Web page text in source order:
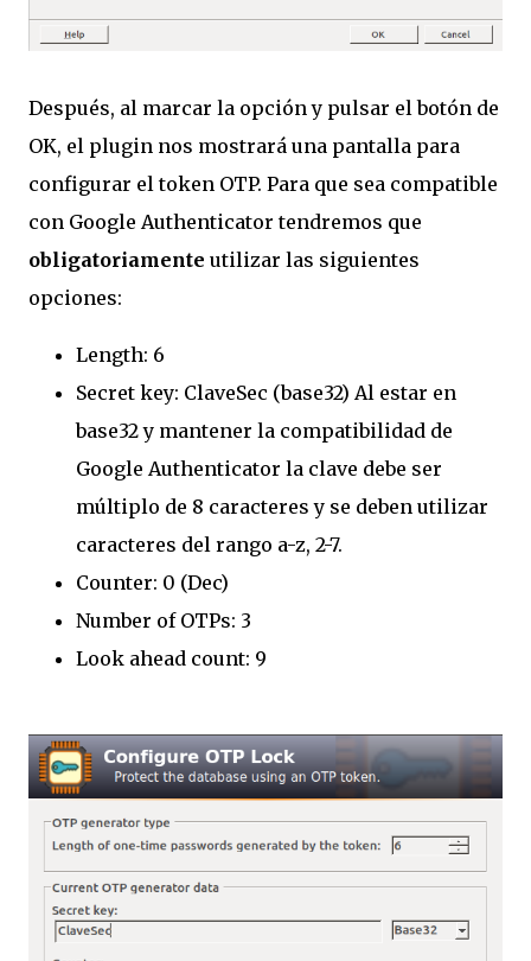
Después, al marcar la opción y pulsar el botón de
OK, el plugin nos mostrará una pantalla para
configurar el token OTP. Para que sea compatible
con Google Authenticator tendremos que
obligatoriamente utilizar las siguientes
opciones:
Length: 6
Secret key: ClaveSec (base32) Al estar en
base32 y mantener la compatibilidad de
Google Authenticator la clave debe ser
múltiplo de 8 caracteres y se deben utilizar
caracteres del rango a-z, 2-7.
Counter: 0 (Dec)
Number of OTPs: 3
Look ahead count: 9